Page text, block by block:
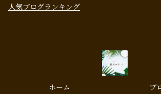
人気ブログランキング
ホーム プ